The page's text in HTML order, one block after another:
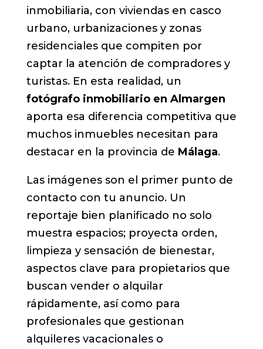
inmobiliaria, con viviendas en casco
urbano, urbanizaciones y zonas
residenciales que compiten por
captar la atención de compradores y
turistas. En esta realidad, un
fotógrafo inmobiliario en Almargen
aporta esa diferencia competitiva que
muchos inmuebles necesitan para
destacar en la provincia de Málaga.
Las imágenes son el primer punto de
contacto con tu anuncio. Un
reportaje bien planificado no solo
muestra espacios; proyecta orden,
limpieza y sensación de bienestar,
aspectos clave para propietarios que
buscan vender o alquilar
rápidamente, así como para
profesionales que gestionan
alquileres vacacionales o